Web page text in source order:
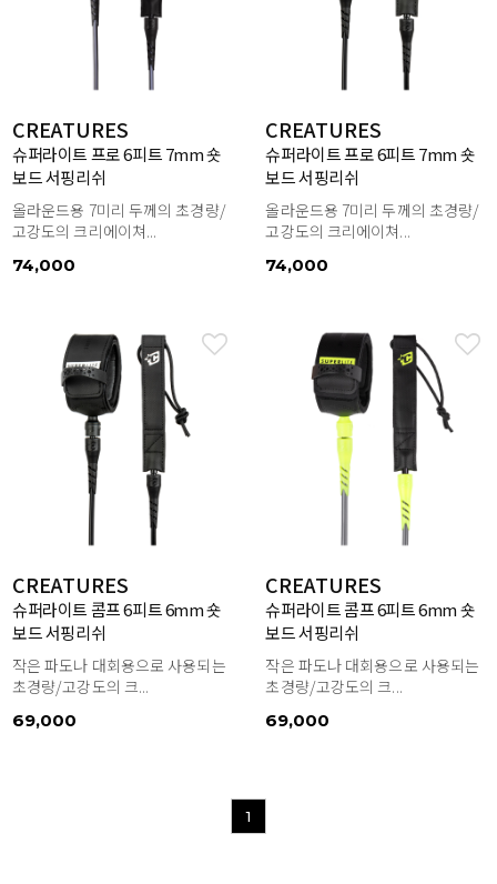
CREATURES
슈퍼라이트 프로 6피트 7mm 숏
보드 서핑리쉬
올라운드용 7미리 두께의 초경량/
고강도의 크리에이쳐...
74,000
CREATURES
슈퍼라이트 프로 6피트 7mm 숏
보드 서핑리쉬
올라운드용 7미리 두께의 초경량/
고강도의 크리에이쳐...
74,000
CREATURES
슈퍼라이트 콤프 6피트 6mm 숏
보드 서핑리쉬
작은 파도나 대회용으로 사용되는
초경량/고강도의 크...
69,000
CREATURES
슈퍼라이트 콤프 6피트 6mm 숏
보드 서핑리쉬
작은 파도나 대회용으로 사용되는
초경량/고강도의 크...
69,000
1